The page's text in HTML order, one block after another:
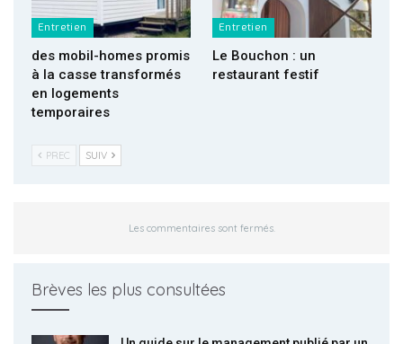
Entretien
des mobil-homes promis
à la casse transformés
en logements
temporaires
Entretien
Le Bouchon : un
restaurant festif
PREC SUIV
Les commentaires sont fermés.
Brèves les plus consultées